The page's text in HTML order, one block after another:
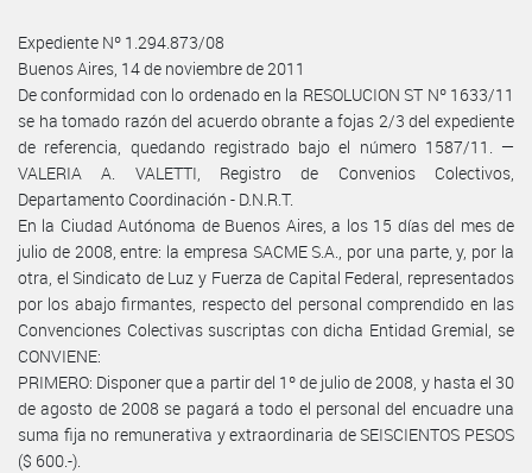
Expediente Nº 1.294.873/08
Buenos Aires, 14 de noviembre de 2011
De conformidad con lo ordenado en la RESOLUCION ST Nº 1633/11
se ha tomado razón del acuerdo obrante a fojas 2/3 del expediente
de referencia, quedando registrado bajo el número 1587/11. —
VALERIA A. VALETTI, Registro de Convenios Colectivos,
Departamento Coordinación - D.N.R.T.
En la Ciudad Autónoma de Buenos Aires, a los 15 días del mes de
julio de 2008, entre: la empresa SACME S.A., por una parte, y, por la
otra, el Sindicato de Luz y Fuerza de Capital Federal, representados
por los abajo firmantes, respecto del personal comprendido en las
Convenciones Colectivas suscriptas con dicha Entidad Gremial, se
CONVIENE:
PRIMERO: Disponer que a partir del 1º de julio de 2008, y hasta el 30
de agosto de 2008 se pagará a todo el personal del encuadre una
suma fija no remunerativa y extraordinaria de SEISCIENTOS PESOS
($ 600.-).